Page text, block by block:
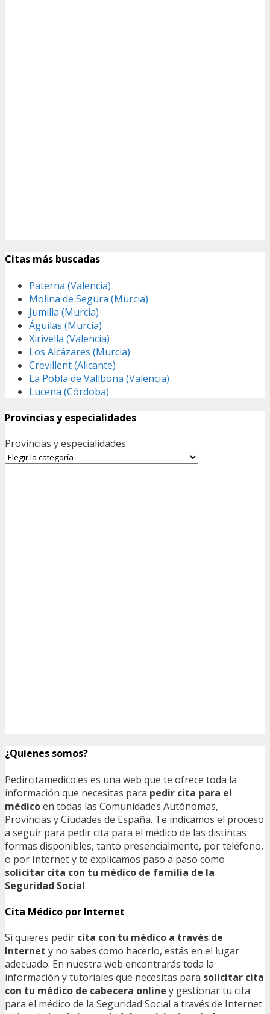
Citas más buscadas
Paterna (Valencia)
Molina de Segura (Murcia)
Jumilla (Murcia)
Águilas (Murcia)
Xirivella (Valencia)
Los Alcázares (Murcia)
Crevillent (Alicante)
La Pobla de Vallbona (Valencia)
Lucena (Córdoba)
Provincias y especialidades
Provincias y especialidades
¿Quienes somos?
Pedircitamedico.es es una web que te ofrece toda la
información que necesitas para pedir cita para el
médicoen todas las Comunidades Autónomas,
Provincias y Ciudades de España. Te indicamos el proceso
a seguir para pedir cita para el médico de las distintas
formas disponibles, tanto presencialmente, por teléfono,
o por Internet y te explicamos paso a paso como
solicitar cita con tu médico de familia de la
Seguridad Social.
Cita Médico por Internet
Si quieres pedir cita con tu médico a través de
Internet y no sabes como hacerlo, estás en el lugar
adecuado. En nuestra web encontrarás toda la
información y tutoriales que necesitas para solicitar cita
con tu médico de cabecera online y gestionar tu cita
para el médico de la Seguridad Social a través de Internet